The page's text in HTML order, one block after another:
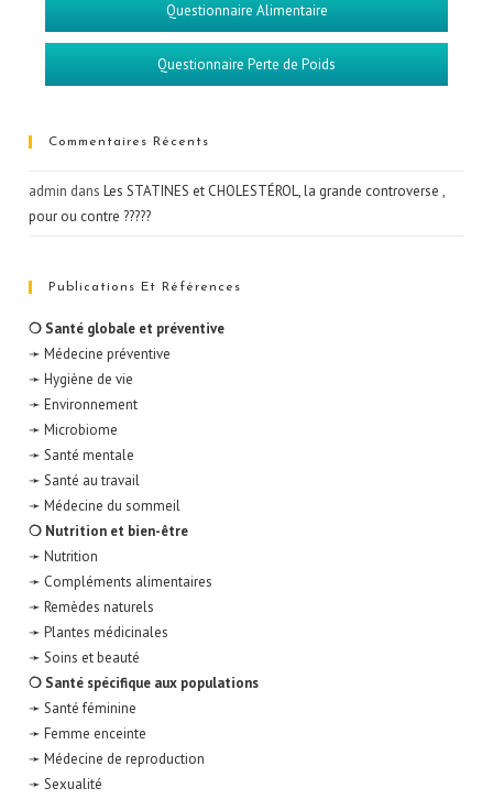
Questionnaire Alimentaire
Questionnaire Perte de Poids
Commentaires Récents
admin dansLes STATINES et CHOLESTÉROL, la grande controverse ,
pour ou contre ?????
Publications Et Références
❍ Santé globale et préventive
➛ Médecine préventive
➛ Hygiène de vie
➛ Environnement
➛ Microbiome
➛ Santé mentale
➛ Santé au travail
➛ Médecine du sommeil
❍ Nutrition et bien-être
➛ Nutrition
➛ Compléments alimentaires
➛ Remèdes naturels
➛ Plantes médicinales
➛ Soins et beauté
❍ Santé spécifique aux populations
➛ Santé féminine
➛ Femme enceinte
➛ Médecine de reproduction
➛ Sexualité